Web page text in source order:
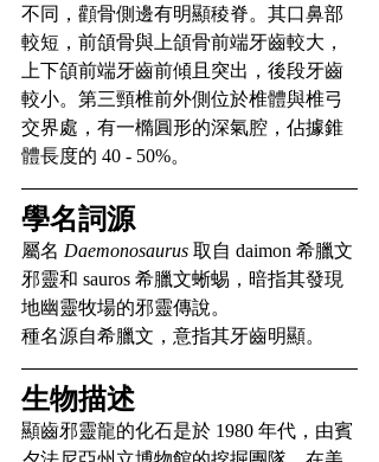
不同，顴骨側邊有明顯稜脊。其口鼻部
較短，前頜骨與上頜骨前端牙齒較大，
上下頜前端牙齒前傾且突出，後段牙齒
較小。第三頸椎前外側位於椎體與椎弓
交界處，有一橢圓形的深氣腔，佔據錐
體長度的 40 - 50%。
學名詞源
屬名 Daemonosaurus 取自 daimon 希臘文
邪靈和 sauros 希臘文蜥蜴，暗指其發現
地幽靈牧場的邪靈傳說。
種名源自希臘文，意指其牙齒明顯。
生物描述
顯齒邪靈龍的化石是於 1980 年代，由賓